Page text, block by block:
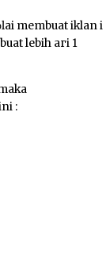
membuat iklan ԁі
lebih ԁагі 1
: